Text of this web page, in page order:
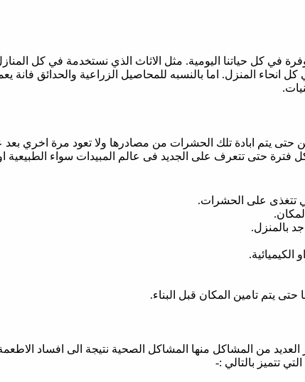
في كل حياتنا اليومية. مثل الاثاث الذي نستخدمة في كل
انحاء المنزل. اما بالنسبه للمحاصيل الزراعية والحدائق فانة
يتم ابادة تلك الحشرات من مصادرها ولا تعود مرة اخري
حتى تتعرف على الجديد فى عالم المبيدات سواء الطبيعية
تتغذى على الحشرات.
بالمنزل.
يتم تامين المكان قبل البناء.
من المشاكل منها المشاكل الصحية نتيجة الى افساد
تتميز بالتالي :-